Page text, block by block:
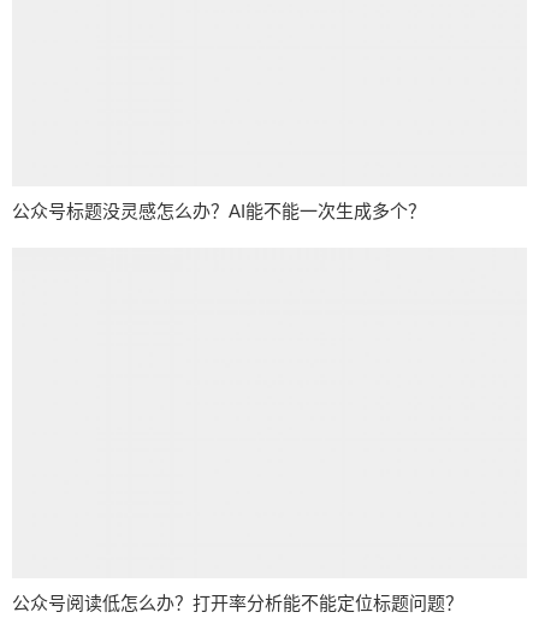
公众号标题没灵感怎么办？AI能不能一次生成多个？
公众号阅读低怎么办？打开率分析能不能定位标题问题？